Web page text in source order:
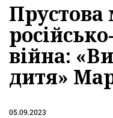
Прустова
війна:
дитя»
05.09.2023